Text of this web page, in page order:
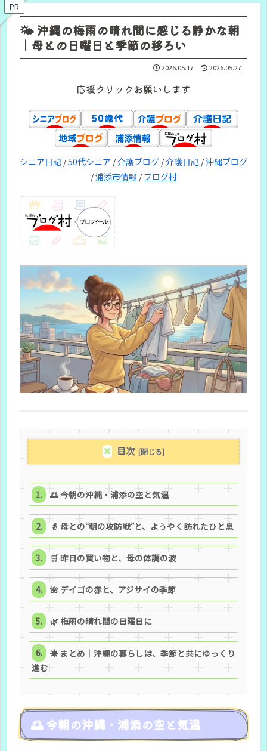
PR
🌤️ 沖縄の梅雨の晴れ間に感じる静かな朝
｜母との日曜日と季節の移ろい
2026.05.17 2026.05.27
応援クリックお願いします
シニア日記 /50代シニア /介護ブログ /介護日記 /沖縄ブログ
/浦添市情報 /ブログ村
目次
🌅 今朝の沖縄・浦添の空と気温
👵 母との“朝の攻防戦”と、ようやく訪れたひと息
🛒 昨日の買い物と、母の体調の波
🌺 デイゴの赤と、アジサイの季節
🌿 梅雨の晴れ間の日曜日に
☀️ まとめ｜沖縄の暮らしは、季節と共にゆっくり
進む
🌅 今朝の沖縄・浦添の空と気温